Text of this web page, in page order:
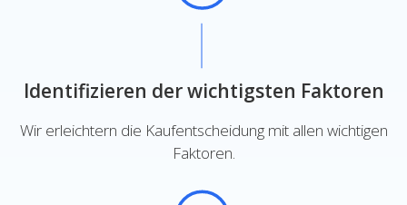
Identifizieren der wichtigsten Faktoren
Wir erleichtern die Kaufentscheidung mit allen wichtigen
Faktoren.